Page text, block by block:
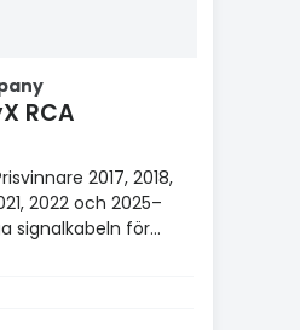
RCA
2017, 2018,
2022 och 2025–
signalkabeln för